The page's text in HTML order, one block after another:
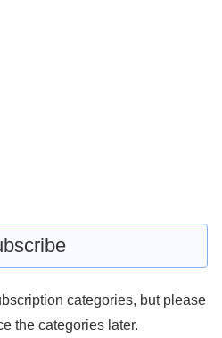
categories, but please
the categories later.